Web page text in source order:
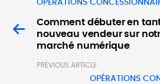
OPÉRATIONS
Comment débuter en
nouveau vendeur sur
marché numérique
PREVIOUS ARTICLE
OPÉRATIONS